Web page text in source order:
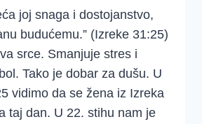
joj snaga i dostojanstvo,
budućemu.” (Izreke 31:25)
srce. Smanjuje stres i
Tako je dobar za dušu. U
vidimo da se žena iz Izreka
taj dan. U 22. stihu nam je